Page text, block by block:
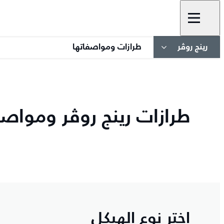
رينج روڤر طرازات ومواصفاتها
طرازات رينج روڤر
اختر نوع الهيكل